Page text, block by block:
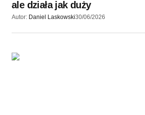
ale działa jak duży
Autor: Daniel Laskowski30/06/2026